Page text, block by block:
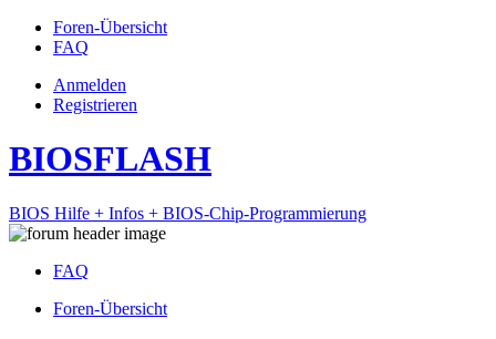
Foren-Übersicht
FAQ
Anmelden
Registrieren
BIOSFLASH
BIOS Hilfe + Infos + BIOS-Chip-Programmierung
FAQ
Foren-Übersicht